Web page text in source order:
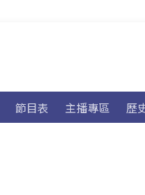
節目表 主播專區 歷